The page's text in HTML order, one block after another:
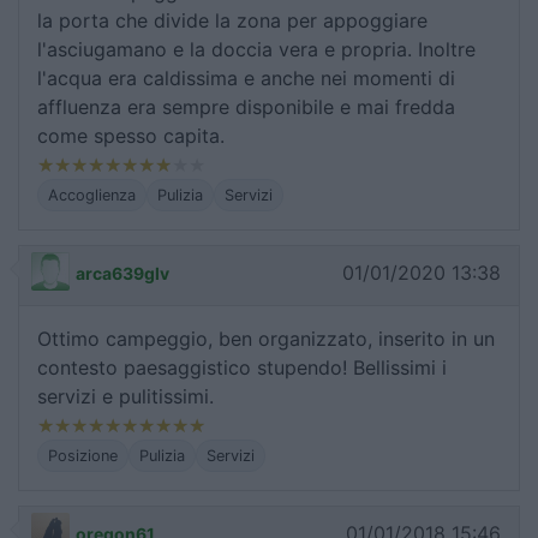
la porta che divide la zona per appoggiare
l'asciugamano e la doccia vera e propria. Inoltre
l'acqua era caldissima e anche nei momenti di
affluenza era sempre disponibile e mai fredda
come spesso capita.
Accoglienza Pulizia Servizi
arca639glv 01/01/2020 13:38
Ottimo campeggio, ben organizzato, inserito in un
contesto paesaggistico stupendo! Bellissimi i
servizi e pulitissimi.
Posizione Pulizia Servizi
oregon61 01/01/2018 15:46